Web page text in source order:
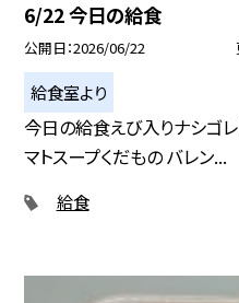
6/22 今日の給食
公開日 2026/06/22
給食室より
今日の給食えび入りナシゴ
マトスープくだもの バレン...
給食